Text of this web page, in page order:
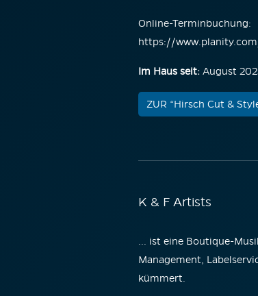
Online-Terminbuchung:
https://
Im Haus seit: August
ZUR “Hirsch Cut &
K & F Artists
... ist eine Boutique-
Management,
kümmert.